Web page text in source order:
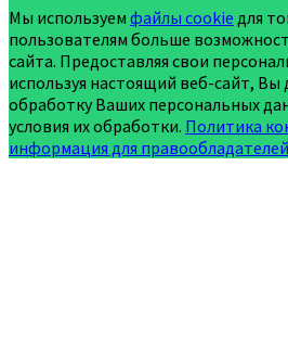
Мы используем файлы cookie для
пользователям больше
сайта. Предоставляя свои
используя настоящий веб-сайт, Вы
обработку Ваших персональных
условия их обработки. Политика
информация для правообладателей